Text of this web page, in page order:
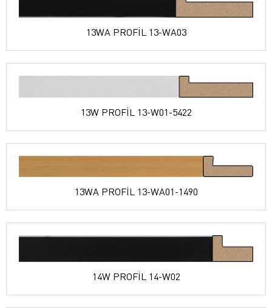
13WA PROFİL 13-WA03
13W PROFİL 13-W01-5422
13WA PROFİL 13-WA01-1490
14W PROFİL 14-W02